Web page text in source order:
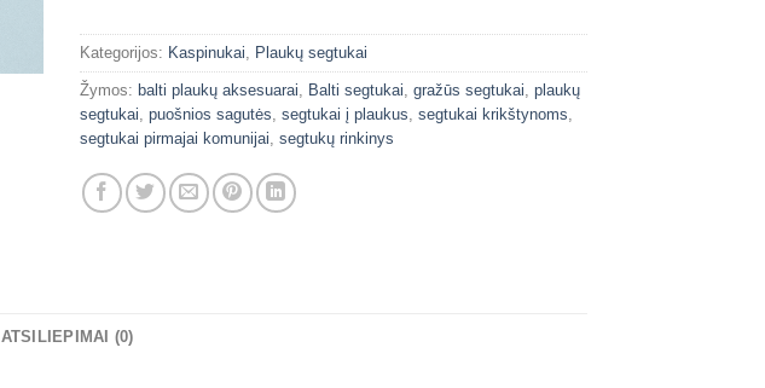
Kategorijos: Kaspinukai, Plaukų segtukai
Žymos: balti plaukų aksesuarai, Balti segtukai, gražūs segtukai, plaukų
segtukai, puošnios sagutės, segtukai į plaukus, segtukai krikštynoms,
segtukai pirmajai komunijai, segtukų rinkinys
ATSILIEPIMAI (0)